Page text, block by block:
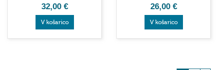
32,00 €
V košarico
26,00 €
V košarico